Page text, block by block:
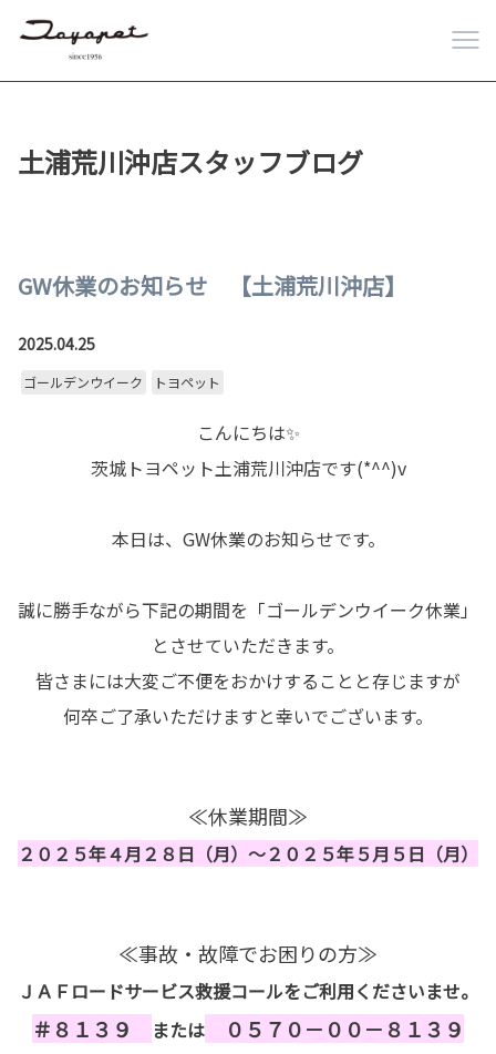
土浦荒川沖店スタッフブログ
GW休業のお知らせ 【土浦荒川沖店】
2025.04.25
ゴールデンウイーク トヨペット
こんにちは✨
茨城トヨペット土浦荒川沖店です(*^^)v
本日は、GW休業のお知らせです。
誠に勝手ながら下記の期間を「ゴールデンウイーク休業」
とさせていただきます。
皆さまには大変ご不便をおかけすることと存じますが
何卒ご了承いただけますと幸いでございます。
≪休業期間≫
２０２５年４月２８日（月）～２０２５年５月５日（月）
≪事故・故障でお困りの方≫
ＪＡＦロードサービス救援コールをご利用くださいませ。
＃８１３９ または ０５７０－００－８１３９